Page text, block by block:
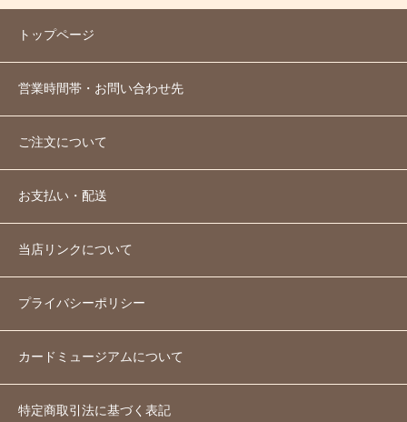
トップページ
営業時間帯・お問い合わせ先
ご注文について
お支払い・配送
当店リンクについて
プライバシーポリシー
カードミュージアムについて
特定商取引法に基づく表記